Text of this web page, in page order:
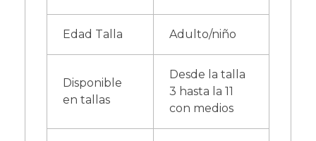
Edad Talla Adulto/niño
Disponible
en tallas
Desde la talla
3 hasta la 11
con medios